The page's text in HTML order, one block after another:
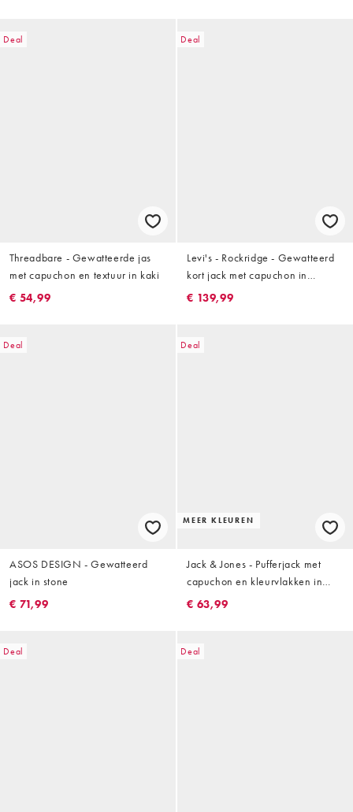
Deal
Threadbare - Gewatteerde jas
met capuchon en textuur in kaki
€ 54,99
Deal
Levi's - Rockridge - Gewatteerd
kort jack met capuchon in
donkergroen
€ 139,99
Deal
ASOS DESIGN - Gewatteerd
jack in stone
€ 71,99
Deal
MEER KLEUREN
Jack & Jones - Pufferjack met
capuchon en kleurvlakken in
zwart en groen
€ 63,99
Deal Deal